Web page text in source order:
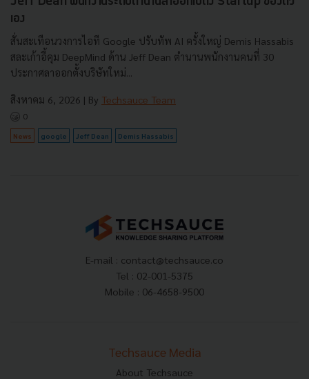
เอง
สั่นสะเทือนวงการไอที Google ปรับทัพ AI ครั้งใหญ่ Demis Hassabis
สละเก้าอี้คุม DeepMind ด้าน Jeff Dean ตำนานพนักงานคนที่ 30
ประกาศลาออกตั้งบริษัทใหม่...
สิงหาคม 6, 2026 | By Techsauce Team
0
News google Jeff Dean Demis Hassabis
E-mail : contact@techsauce.co
Tel : 02-001-5375
Mobile : 06-4658-9500
Techsauce Media
About Techsauce